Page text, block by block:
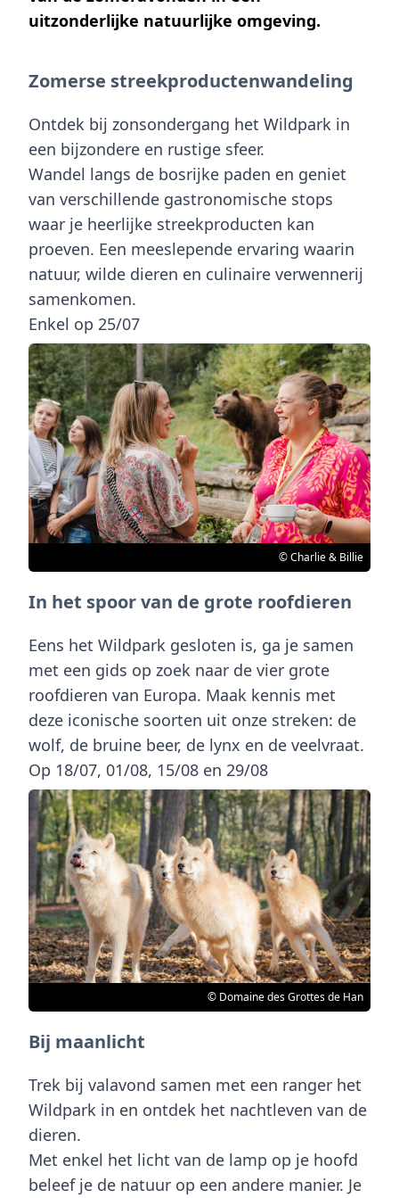
uitzonderlijke natuurlijke omgeving.
Zomerse streekproductenwandeling
Ontdek bij zonsondergang het Wildpark in
een bijzondere en rustige sfeer.
Wandel langs de bosrijke paden en geniet
van verschillende gastronomische stops
waar je heerlijke streekproducten kan
proeven. Een meeslepende ervaring waarin
natuur, wilde dieren en culinaire verwennerij
samenkomen.
Enkel op 25/07
© Charlie & Billie
In het spoor van de grote roofdieren
Eens het Wildpark gesloten is, ga je samen
met een gids op zoek naar de vier grote
roofdieren van Europa. Maak kennis met
deze iconische soorten uit onze streken: de
wolf, de bruine beer, de lynx en de veelvraat.
Op 18/07, 01/08, 15/08 en 29/08
© Domaine des Grottes de Han
Bij maanlicht
Trek bij valavond samen met een ranger het
Wildpark in en ontdek het nachtleven van de
dieren.
Met enkel het licht van de lamp op je hoofd
beleef je de natuur op een andere manier. Je